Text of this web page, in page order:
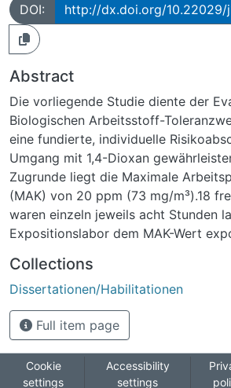
DOI: http://dx.doi.org/10.22029/
Abstract
Die vorliegende Studie diente der
Biologischen Arbeitsstoff-
eine fundierte, individuelle
Umgang mit 1,4-Dioxan
Zugrunde liegt die Maximale
(MAK) von 20 ppm (73 mg/m³).18
waren einzeln jeweils acht Stunden
Expositionslabor dem MAK-Wert
10 Minuten pro Stunde oder waren
Belastung ausgesetzt. Es wurden
und acht Stunden entnommen sowie
Harnproben gesammelt. Die Proben
Metaboliten 2-
untersucht.In Bezug auf die
Collections
Dissertationen/Habilitationen
Full item page
Cookie
settings
Accessibility
settings